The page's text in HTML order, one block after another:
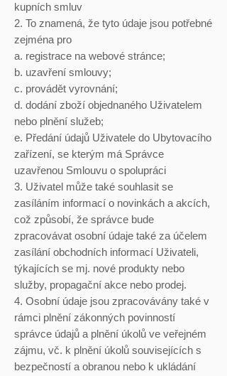
kupních smluv
2. To znamená, že tyto údaje jsou potřebné
zejména pro
a. registrace na webové stránce;
b. uzavření smlouvy;
c. provádět vyrovnání;
d. dodání zboží objednaného Uživatelem
nebo plnění služeb;
e. Předání údajů Uživatele do Ubytovacího
zařízení, se kterým má Správce
uzavřenou Smlouvu o spolupráci
3. Uživatel může také souhlasit se
zasíláním informací o novinkách a akcích,
což způsobí, že správce bude
zpracovávat osobní údaje také za účelem
zasílání obchodních informací Uživateli,
týkajících se mj. nové produkty nebo
služby, propagační akce nebo prodej.
4. Osobní údaje jsou zpracovávány také v
rámci plnění zákonných povinností
správce údajů a plnění úkolů ve veřejném
zájmu, vč. k plnění úkolů souvisejících s
bezpečností a obranou nebo k ukládání